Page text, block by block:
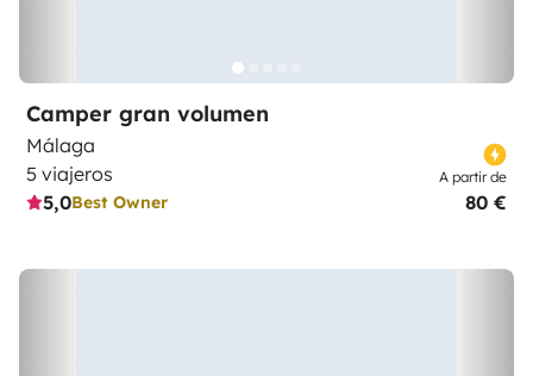
Camper gran volumen
Málaga
5 viajeros
5,0Best Owner
A partir de
80 €